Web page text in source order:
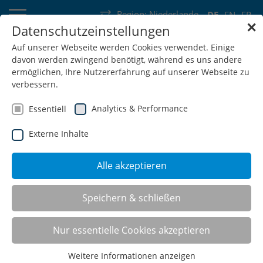
DE EN FR
Region: Niederlande
Deutschland Schweiz Österreich Belgien Frankreich
Luxemburg Niederlande Wallonie
SHOP
CNC-Tischaufsatzgestelle
(TAG)
✕
Datenschutzeinstellungen
Auf unserer Webseite werden Cookies verwendet. Einige
davon werden zwingend benötigt, während es uns andere
ermöglichen, Ihre Nutzererfahrung auf unserer Webseite zu
verbessern.
Essentiell Analytics & Performance
Externe Inhalte
Alle akzeptieren
Speichern & schließen
Nur essentielle Cookies akzeptieren
Weitere Informationen anzeigen